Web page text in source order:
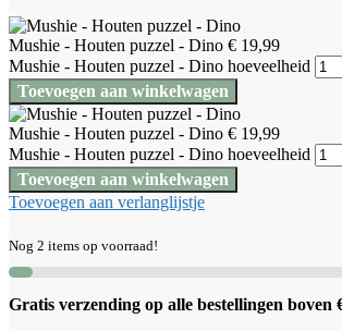
Mushie - Houten puzzel - Dino € 19,99
Mushie - Houten puzzel - Dino hoeveelheid
Toevoegen aan winkelwagen
Mushie - Houten puzzel - Dino € 19,99
Mushie - Houten puzzel - Dino hoeveelheid
Toevoegen aan winkelwagen
Toevoegen aan verlanglijstje
Nog 2 items op voorraad!
Gratis verzending op alle bestellingen boven